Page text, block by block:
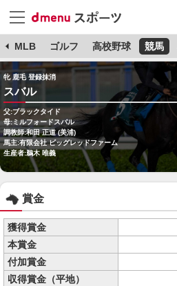
MLB ゴルフ 高校野球 競馬
牝 鹿毛 登録抹消
スバル
父:ブラックタイド
母:ミルフォードスバル
調教師:和田 正道 (美浦)
馬主:有限会社 ビッグレッドファーム
生産者:鵜木 唯義
賞金
獲得賞金
本賞金
付加賞金
収得賞金（平地）